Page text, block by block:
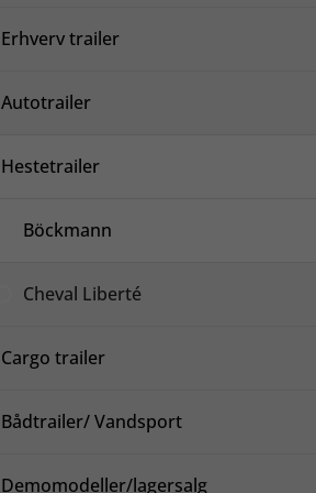
Erhverv trailer
Autotrailer
Hestetrailer
Böckmann
Cheval Liberté
Cargo trailer
Bådtrailer/ Vandsport
Demomodeller/lagersalg